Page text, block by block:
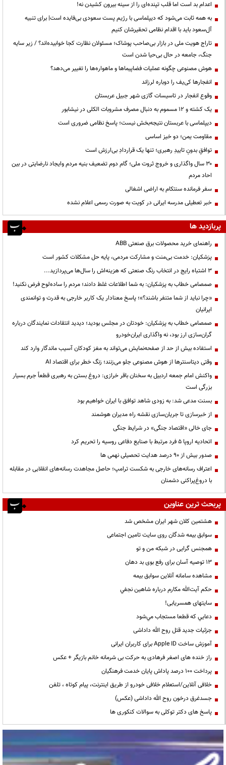
اعدام بد است اما قلب تپنده‌ای را از سینه بیرون کشیدن نه!
به همه ثابت می‌شود که دیپلماسی با رژیم پست سعودی بی‌فایده است| برای تنبیه
آل‌سعود باید با اقدام نظامی تحقیرشان کنیم
تاراج هویت ملی در بازار بی‌صاحب پوشاک؛ مسئولان نظارت کجا خوابیده‌اند؟ / زیر سایه
جنگ، جامعه در حال بی‌حیا شدن است
هوش مصنوعی چگونه عملیات فضاپیماها و ماهواره‌ها را تغییر می‌دهد؟
انفجارها کی‌یف را دوباره لرزاند
وقوع انفجار در تاسیسات گازی شهر جبیل عربستان
یک کشته و ۱۲ مسموم به دنبال مصرف مشروبات الکلی در نیشابور
دیپلماسی با عربستان نتیجه‌بخش نیست؛ پاسخ نظامی ضروری است
مقاومت یمن؛ دو خیز اساسی
توافقِ بدونِ تاییدِ رهبری؛ تنها یک قراردادِ بی‌ارزش است
۳۰ سال واگذاری و خروج ثروت ملی؛ گام دوم تضعیف بنیه مردم وایجاد نارضایتی در بین
احاد مردم
سفر فرمانده سنتکام به اراضی اشغالی
خبر تعطیلی مدرسه ایرانی در کویت به صورت رسمی اعلام نشده
پربازدید ها
راهنمای خرید محصولات برق صنعتی ABB
پزشکیان: خدمت بی‌منت و مشارکت مردمی، پایه حل مشکلات کشور است
3 اشتباه رایج در انتخاب رنگ صنعتی که هزینه‌اش را سال‌ها می‌پردازید...
صمصامی خطاب به پزشکیان: به شما اطلاعات غلط دادند؛ مردم را ساده‌لوح فرض نکنید!
«چرا نباید از شما متنفر باشند؟»؛ پاسخ معنادار یک کاربر خارجی به قدرت و توانمندی
ایرانیان
صمصامی خطاب به پزشکیان: خودتان در مجلس بودید؛ دیدید انتقادات نمایندگان درباره
گران‌سازی ارز بود، نه واگذاری ایران‌خودرو
استفاده بیش از حد از صفحه‌نمایش می‌تواند به مغز کودکان آسیب ماندگار وارد کند
وقتی دیتاسنترها از هوش مصنوعی جلو می‌زنند؛ زنگ خطر برای اقتصاد AI
واکنش امام جمعه اردبیل به سخنان باقر خرازی: دروغ بستن به رهبری قطعاً جرم بسیار
بزرگی است
بسنت مدعی شد: به زودی شاهد توافق با ایران خواهیم بود
از خبرسازی تا جریان‌سازی نقشه راه مدیران هوشمند
جای خالی «اقتصاد جنگی» در شرایط جنگی
اتحادیه اروپا ۵ فرد مرتبط با صنایع دفاعی روسیه را تحریم کرد
صدور بیش از ۹۰ درصد هدایت تحصیلی نهمی ها
اعتراف رسانه‌های خارجی به شکست ترامپ؛ حاصل مجاهدت رسانه‌های انقلابی در مقابله
با دروغ‌پراکنی دشمنان
پربحث ترین عناوین
هشتمین کلان شهر ایران مشخص شد
سوابق بیمه شدگان روی سایت تامین اجتماعی
همجنس گرایی در شبکه من و تو
13 توصیه آسان برای رفع بوی بد دهان
مشاهده سامانه آنلاين سوابق بیمه
حكم آيت‌الله مكارم درباره شاهين نجفي
سایتهای همسریابی!
دعايي كه قطعا مستجاب مي‌شود
جزئیات جدید قتل روح الله داداشی
آموزش ساخت Apple ID برای کاربران ایرانی
راز خنده های اصغر فرهادی به حرکت بی شرمانه خانم بازیگر + عکس
پرداخت ۱۰۰ درصد پاداش پایان خدمت فرهنگیان
خلافی آنلاین/استعلام خلافی خودرو از طریق اینترنت، پیام کوتاه ، تلفن
جسدغرق درخون روح الله داداشی (عکس)
پاسخ های دکتر توکلی به سوالات کنکوری ها